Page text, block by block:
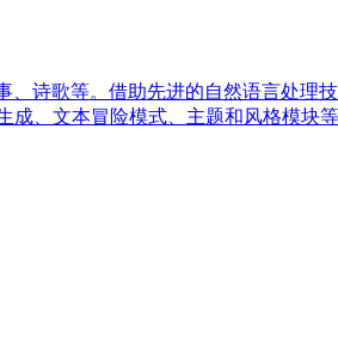
诗歌等。借助先进的自然语言处理
、文本冒险模式、主题和风格模块